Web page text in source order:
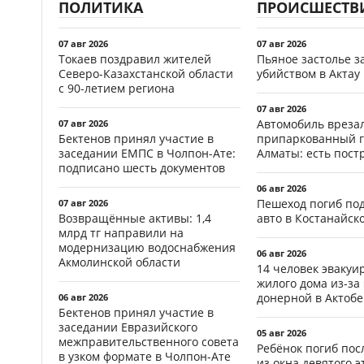
ПОЛИТИКА
07 авг 2026
Токаев поздравил жителей
Северо-Казахстанской области
с 90-летием региона
07 авг 2026
Бектенов принял участие в
заседании ЕМПС в Чолпон-Ате:
подписано шесть документов
07 авг 2026
Возвращённые активы: 1,4
млрд тг направили на
модернизацию водоснабжения
Акмолинской области
06 авг 2026
Бектенов принял участие в
заседании Евразийского
межправительственного совета
в узком формате в Чолпон-Ате
07 авг 2026
Пьяное застолье
убийством в Актау
07 авг 2026
Автомобиль
припаркованный
Алматы: есть
06 авг 2026
Пешеход погиб
авто в
06 авг 2026
14 человек
жилого дома из-
донерной в Актобе
05 авг 2026
Ребёнок погиб